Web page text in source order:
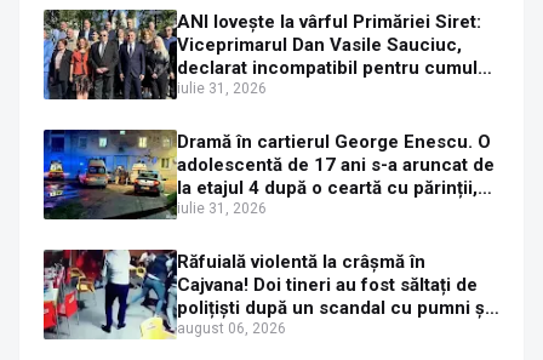
ANI lovește la vârful Primăriei Siret:
Viceprimarul Dan Vasile Sauciuc,
declarat incompatibil pentru cumul
de funcții
iulie 31, 2026
Dramă în cartierul George Enescu. O
adolescentă de 17 ani s-a aruncat de
la etajul 4 după o ceartă cu părinții,
pe fondul consumului de alcool în
iulie 31, 2026
Răfuială violentă la crâșmă în
Cajvana! Doi tineri au fost săltați de
polițiști după un scandal cu pumni și
mașini distruse
august 06, 2026